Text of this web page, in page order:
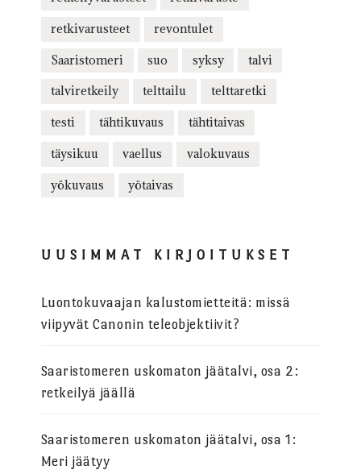
retkivarusteet revontulet
Saaristomeri suo syksy talvi
talviretkeily telttailu telttaretki
testi tähtikuvaus tähtitaivas
täysikuu vaellus valokuvaus
yökuvaus yötaivas
UUSIMMAT KIRJOITUKSET
Luontokuvaajan kalustomietteitä: missä
viipyvät Canonin teleobjektiivit?
Saaristomeren uskomaton jäätalvi, osa 2:
retkeilyä jäällä
Saaristomeren uskomaton jäätalvi, osa 1:
Meri jäätyy